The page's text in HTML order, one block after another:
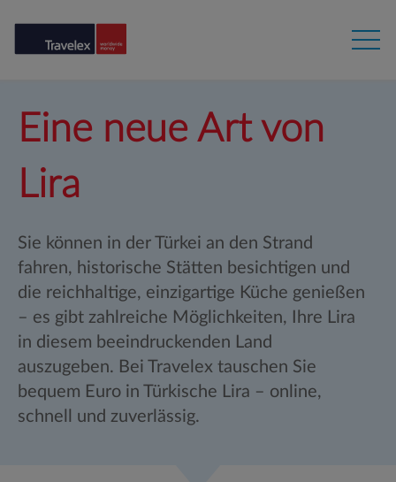
Eine neue Art von
Lira
Sie können in der Türkei an den Strand
fahren, historische Stätten besichtigen und
die reichhaltige, einzigartige Küche genießen
– es gibt zahlreiche Möglichkeiten, Ihre Lira
in diesem beeindruckenden Land
auszugeben. Bei Travelex tauschen Sie
bequem Euro in Türkische Lira – online,
schnell und zuverlässig.